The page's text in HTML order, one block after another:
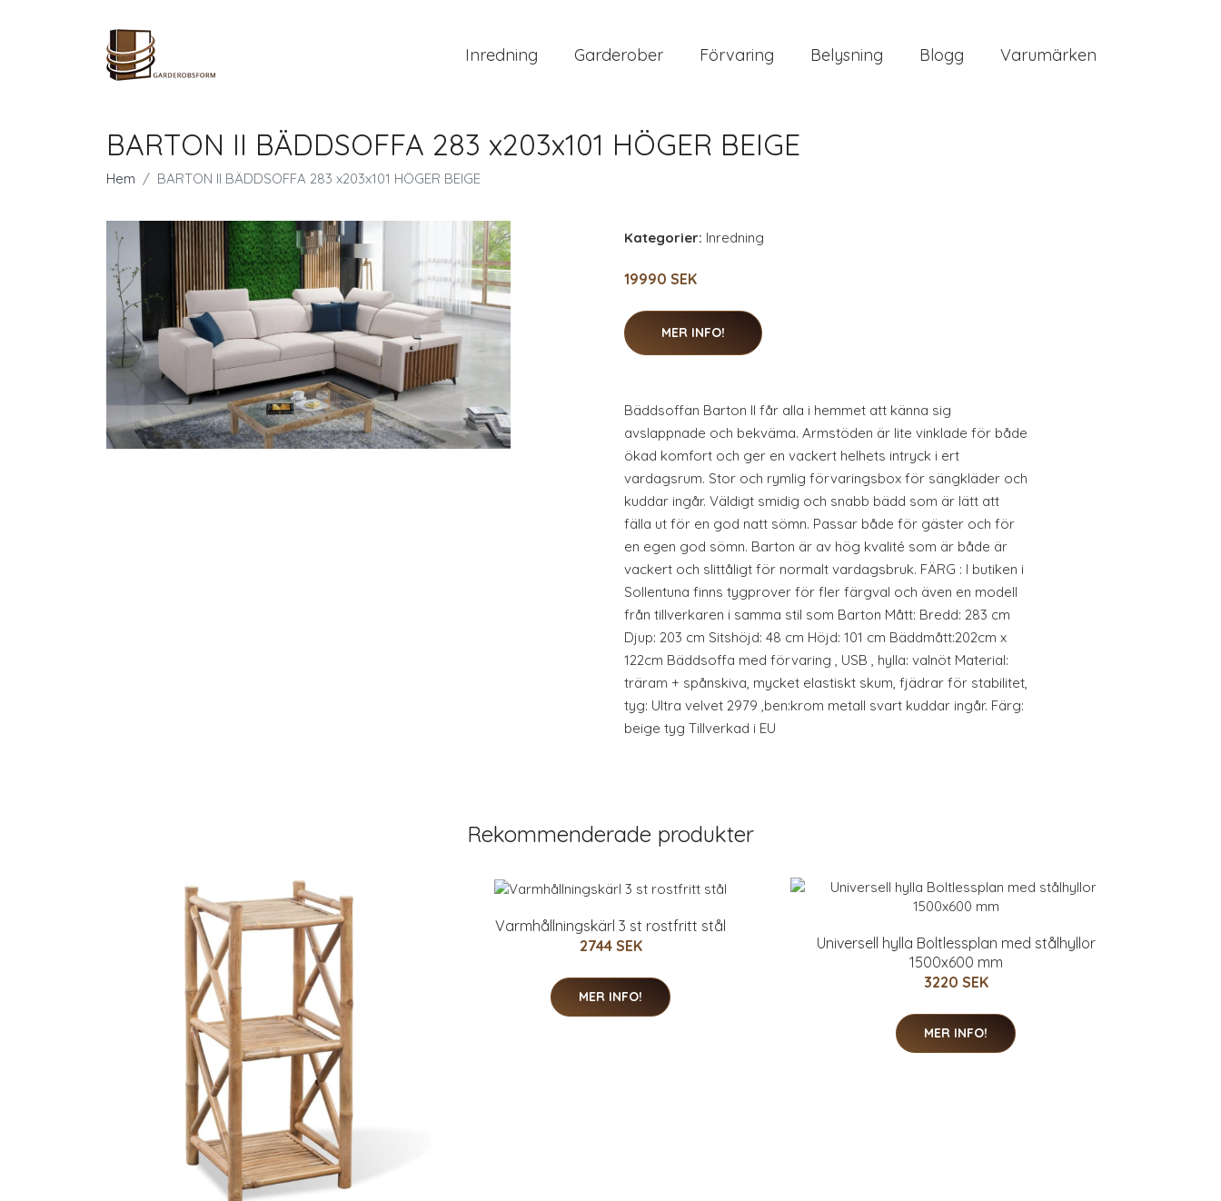
Inredning Garderober Förvaring Belysning Blogg Varumärken
BARTON II BÄDDSOFFA 283 x203x101 HÖGER BEIGE
Hem BARTON II BÄDDSOFFA 283 x203x101 HÖGER BEIGE
Kategorier: Inredning
19990 SEK
MER INFO!
Bäddsoffan Barton II får alla i hemmet att känna sig
avslappnade och bekväma. Armstöden är lite vinklade för både
ökad komfort och ger en vackert helhets intryck i ert
vardagsrum. Stor och rymlig förvaringsbox för sängkläder och
kuddar ingår. Väldigt smidig och snabb bädd som är lätt att
fälla ut för en god natt sömn. Passar både för gäster och för
en egen god sömn. Barton är av hög kvalité som är både är
vackert och slittåligt för normalt vardagsbruk. FÄRG : I butiken i
Sollentuna finns tygprover för fler färgval och även en modell
från tillverkaren i samma stil som Barton Mått: Bredd: 283 cm
Djup: 203 cm Sitshöjd: 48 cm Höjd: 101 cm Bäddmått:202cm x
122cm Bäddsoffa med förvaring , USB , hylla: valnöt Material:
träram + spånskiva, mycket elastiskt skum, fjädrar för stabilitet,
tyg: Ultra velvet 2979 ,ben:krom metall svart kuddar ingår. Färg:
beige tyg Tillverkad i EU
Rekommenderade produkter
Varmhållningskärl 3 st rostfritt stål
2744 SEK
MER INFO!
Universell hylla Boltlessplan med stålhyllor
1500x600 mm
3220 SEK
MER INFO!